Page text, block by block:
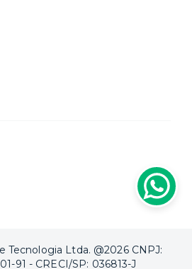
Tecnologia Ltda. @2026 CNPJ:
91 - CRECI/SP: 036813-J